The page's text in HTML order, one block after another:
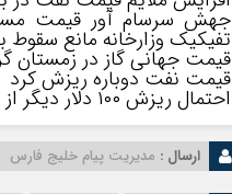
جهش سرسام آور قیمت‌
تفیکیک وزارخانه مانع
قیمت جهانی گاز در زمستان
قیمت نفت دوباره ریزش کرد
احتمال ریزش ۱۰۰ دلار دیگر از قیمت طلا
ارسال : مدیریت پیام خلیج فارس